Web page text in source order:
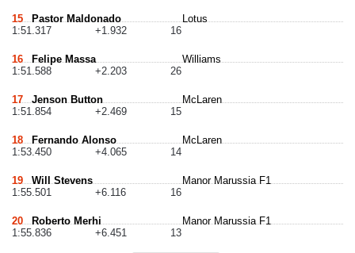
15 Pastor Maldonado
Lotus
1:51.317
+1.932 16
16 Felipe Massa
Williams
1:51.588
+2.203 26
17 Jenson Button
McLaren
1:51.854
+2.469 15
18 Fernando Alonso
McLaren
1:53.450
+4.065 14
19 Will Stevens
Manor Marussia F1
1:55.501
+6.116 16
20 Roberto Merhi
Manor Marussia F1
1:55.836
+6.451 13